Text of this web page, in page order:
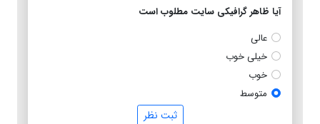
آیا ظاهر گرافیکی سایت مطلوب است
عالی
خیلی خوب
خوب
متوسط
ثبت نظر